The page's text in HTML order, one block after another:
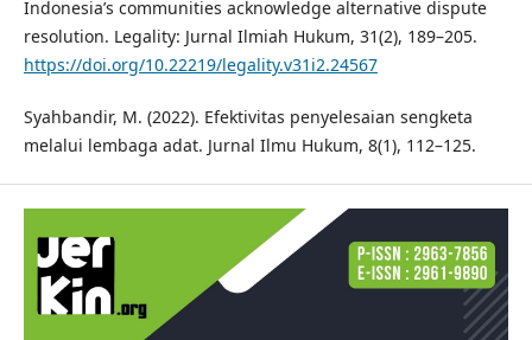
Indonesia’s communities acknowledge alternative dispute
resolution. Legality: Jurnal Ilmiah Hukum, 31(2), 189–205.
https://doi.org/10.22219/legality.v31i2.24567
Syahbandir, M. (2022). Efektivitas penyelesaian sengketa
melalui lembaga adat. Jurnal Ilmu Hukum, 8(1), 112–125.